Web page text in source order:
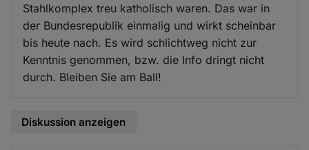
Stahlkomplex treu katholisch waren. Das war in
der Bundesrepublik einmalig und wirkt scheinbar
bis heute nach. Es wird schlichtweg nicht zur
Kenntnis genommen, bzw. die Info dringt nicht
durch. Bleiben Sie am Ball!
Diskussion anzeigen